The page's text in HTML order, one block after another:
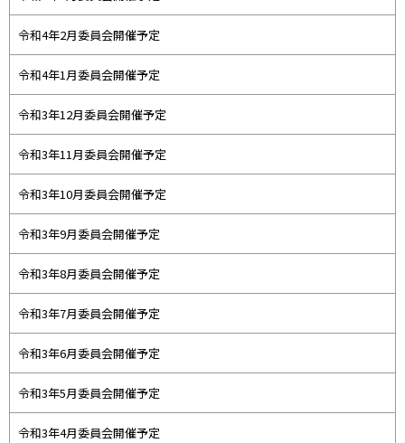
令和4年2月委員会開催予定
令和4年1月委員会開催予定
令和3年12月委員会開催予定
令和3年11月委員会開催予定
令和3年10月委員会開催予定
令和3年9月委員会開催予定
令和3年8月委員会開催予定
令和3年7月委員会開催予定
令和3年6月委員会開催予定
令和3年5月委員会開催予定
令和3年4月委員会開催予定